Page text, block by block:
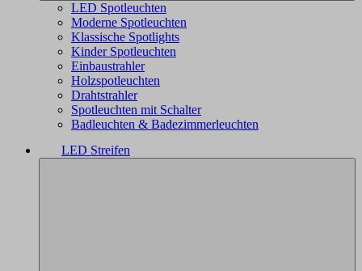
LED Spotleuchten
Moderne Spotleuchten
Klassische Spotlights
Kinder Spotleuchten
Einbaustrahler
Holzspotleuchten
Drahtstrahler
Spotleuchten mit Schalter
Badleuchten & Badezimmerleuchten
LED Streifen